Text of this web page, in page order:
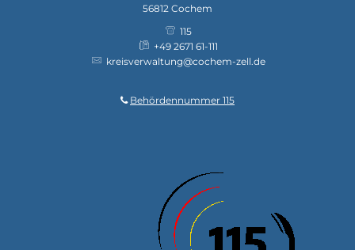
56812 Cochem
115
+49 2671 61-111
kreisverwaltung@cochem-zell.de
Behördennummer 115